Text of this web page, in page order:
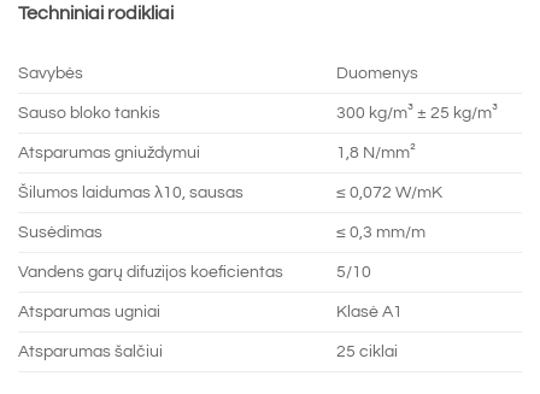
Techniniai rodikliai
Savybės Duomenys
Sauso bloko tankis 300 kg/m³ ± 25 kg/m³
Atsparumas gniuždymui 1,8 N/mm²
Šilumos laidumas λ10, sausas ≤ 0,072 W/mK
Susėdimas ≤ 0,3 mm/m
Vandens garų difuzijos koeficientas 5/10
Atsparumas ugniai Klasė A1
Atsparumas šalčiui 25 ciklai